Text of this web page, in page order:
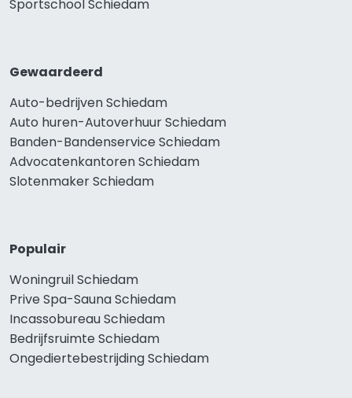
Sportschool Schiedam
Gewaardeerd
Auto-bedrijven Schiedam
Auto huren-Autoverhuur Schiedam
Banden-Bandenservice Schiedam
Advocatenkantoren Schiedam
Slotenmaker Schiedam
Populair
Woningruil Schiedam
Prive Spa-Sauna Schiedam
Incassobureau Schiedam
Bedrijfsruimte Schiedam
Ongediertebestrijding Schiedam